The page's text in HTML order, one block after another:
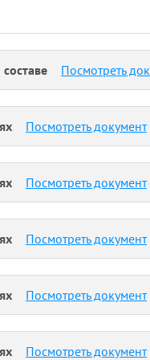
Посмотреть
Посмотреть документ
Посмотреть документ
Посмотреть документ
Посмотреть документ
Посмотреть документ